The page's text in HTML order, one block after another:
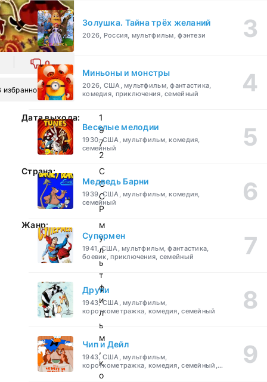
0
избранное
Дата выхода:
1
9
7
2
Страна:
С
С
С
Р
Жанр:
м
у
л
ь
т
ф
и
л
ь
м
,
к
о
Золушка. Тайна трёх желаний
2026, Россия, мультфильм, фэнтези
Миньоны и монстры
2026, США, мультфильм, фантастика,
комедия, приключения, семейный
Веселые мелодии
1930, США, мультфильм, комедия,
семейный
Медведь Барни
1939, США, мультфильм, комедия,
семейный
Супермен
1941, США, мультфильм, фантастика,
боевик, приключения, семейный
Друпи
1943, США, мультфильм,
короткометражка, комедия, семейный
Чип и Дейл
1943, США, мультфильм,
короткометражка, комедия, семейный,
детский